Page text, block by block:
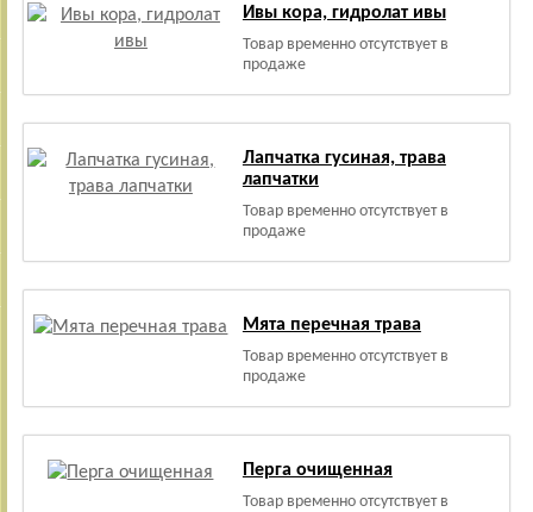
Ивы кора, гидролат ивы
Товар временно отсутствует в
продаже
Лапчатка гусиная, трава
лапчатки
Товар временно отсутствует в
продаже
Мята перечная трава
Товар временно отсутствует в
продаже
Перга очищенная
Товар временно отсутствует в